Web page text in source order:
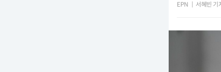
EPN 서혜빈 기